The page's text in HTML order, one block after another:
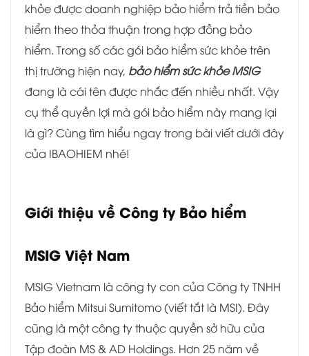
khỏe được doanh nghiệp bảo hiểm trả tiền bảo
hiểm theo thỏa thuận trong hợp đồng bảo
hiểm. Trong số các gói bảo hiểm sức khỏe trên
thị trường hiện nay, bảo hiểm sức khỏe MSIG
đang là cái tên được nhắc đến nhiều nhất. Vậy
cụ thể quyền lợi mà gói bảo hiểm này mang lại
là gì? Cùng tìm hiểu ngay trong bài viết dưới đây
của IBAOHIEM nhé!
Giới thiệu về Công ty Bảo hiểm
MSIG Việt Nam
MSIG Vietnam là công ty con của Công ty TNHH
Bảo hiểm Mitsui Sumitomo (viết tắt là MSI). Đây
cũng là một công ty thuộc quyền sở hữu của
Tập đoàn MS & AD Holdings. Hơn 25 năm về